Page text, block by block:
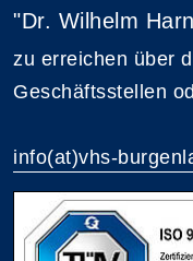
"Dr. Wilhelm
zu erreichen über
Geschäftsstellen
info(at)vhs-